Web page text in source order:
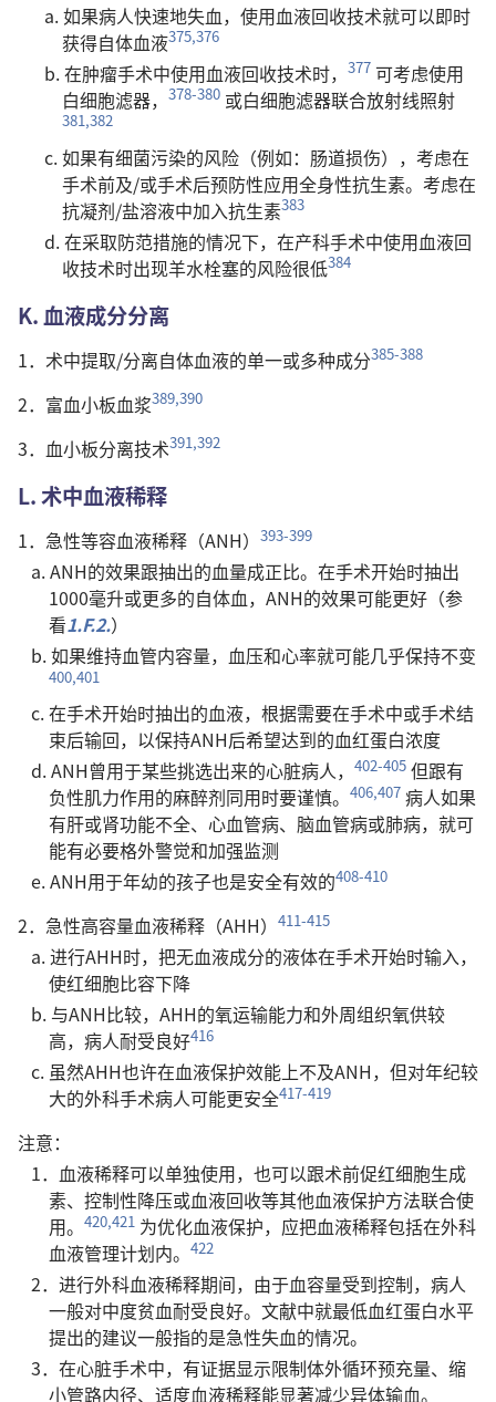
a. 如果病人快速地失血，使用血液回收技术就可以即时
获得自体血液375,376
b. 在肿瘤手术中使用血液回收技术时， 377 可考虑使用
白细胞滤器， 378-380 或白细胞滤器联合放射线照射
381,382
c. 如果有细菌污染的风险（例如：肠道损伤），考虑在
手术前及/或手术后预防性应用全身性抗生素。考虑在
抗凝剂/盐溶液中加入抗生素383
d. 在采取防范措施的情况下，在产科手术中使用血液回
收技术时出现羊水栓塞的风险很低384
K. 血液成分分离
1．术中提取/分离自体血液的单一或多种成分385-388
2．富血小板血浆389,390
3．血小板分离技术391,392
L. 术中血液稀释
1．急性等容血液稀释（ANH） 393-399
a. ANH的效果跟抽出的血量成正比。在手术开始时抽出
1000毫升或更多的自体血，ANH的效果可能更好（参
看1.F.2.）
b. 如果维持血管内容量，血压和心率就可能几乎保持不变
400,401
c. 在手术开始时抽出的血液，根据需要在手术中或手术结
束后输回，以保持ANH后希望达到的血红蛋白浓度
d. ANH曾用于某些挑选出来的心脏病人， 402-405 但跟有
负性肌力作用的麻醉剂同用时要谨慎。 406,407 病人如果
有肝或肾功能不全、心血管病、脑血管病或肺病，就可
能有必要格外警觉和加强监测
e. ANH用于年幼的孩子也是安全有效的408-410
2．急性高容量血液稀释（AHH） 411-415
a. 进行AHH时，把无血液成分的液体在手术开始时输入，
使红细胞比容下降
b. 与ANH比较，AHH的氧运输能力和外周组织氧供较
高，病人耐受良好416
c. 虽然AHH也许在血液保护效能上不及ANH，但对年纪较
大的外科手术病人可能更安全417-419
注意：
1．血液稀释可以单独使用，也可以跟术前促红细胞生成
素、控制性降压或血液回收等其他血液保护方法联合使
用。 420,421 为优化血液保护，应把血液稀释包括在外科
血液管理计划内。 422
2．进行外科血液稀释期间，由于血容量受到控制，病人
一般对中度贫血耐受良好。文献中就最低血红蛋白水平
提出的建议一般指的是急性失血的情况。
3．在心脏手术中，有证据显示限制体外循环预充量、缩
小管路内径、适度血液稀释能显著减少异体输血。